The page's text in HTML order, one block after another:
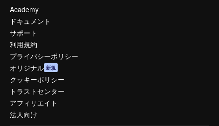
Academy
ドキュメント
サポート
利用規約
プライバシーポリシー
オリジナル 新規
クッキーポリシー
トラストセンター
アフィリエイト
法人向け